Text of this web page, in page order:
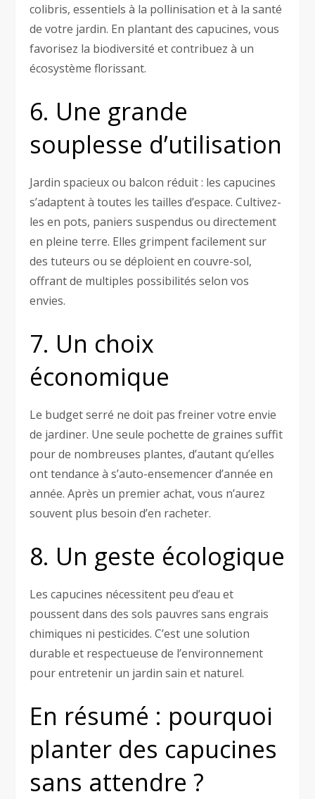
colibris, essentiels à la pollinisation et à la santé
de votre jardin. En plantant des capucines, vous
favorisez la biodiversité et contribuez à un
écosystème florissant.
6. Une grande
souplesse d’utilisation
Jardin spacieux ou balcon réduit : les capucines
s’adaptent à toutes les tailles d’espace. Cultivez-
les en pots, paniers suspendus ou directement
en pleine terre. Elles grimpent facilement sur
des tuteurs ou se déploient en couvre-sol,
offrant de multiples possibilités selon vos
envies.
7. Un choix
économique
Le budget serré ne doit pas freiner votre envie
de jardiner. Une seule pochette de graines suffit
pour de nombreuses plantes, d’autant qu’elles
ont tendance à s’auto-ensemencer d’année en
année. Après un premier achat, vous n’aurez
souvent plus besoin d’en racheter.
8. Un geste écologique
Les capucines nécessitent peu d’eau et
poussent dans des sols pauvres sans engrais
chimiques ni pesticides. C’est une solution
durable et respectueuse de l’environnement
pour entretenir un jardin sain et naturel.
En résumé : pourquoi
planter des capucines
sans attendre ?